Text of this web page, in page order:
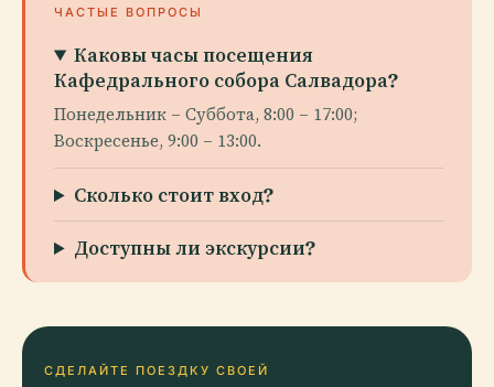
ЧАСТЫЕ ВОПРОСЫ
Каковы часы посещения
Кафедрального собора Салвадора?
Понедельник – Суббота, 8:00 – 17:00;
Воскресенье, 9:00 – 13:00.
Сколько стоит вход?
Доступны ли экскурсии?
СДЕЛАЙТЕ ПОЕЗДКУ СВОЕЙ